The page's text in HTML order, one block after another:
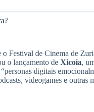
o Festival de Cinema de
o lançamento de Xicoia,
digitais
videogames e outras